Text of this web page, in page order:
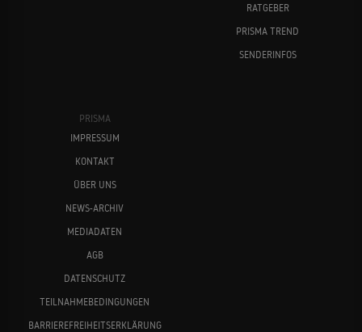
RATGEBER
PRISMA TREND
SENDERINFOS
PRISMA
IMPRESSUM
KONTAKT
ÜBER UNS
NEWS-ARCHIV
MEDIADATEN
AGB
DATENSCHUTZ
TEILNAHMEBEDINGUNGEN
BARRIEREFREIHEITSERKLÄRUNG